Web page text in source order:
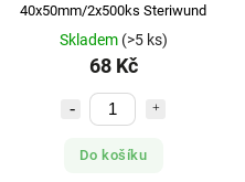
40x50mm/2x500ks Steriwund
Skladem (>5 ks)
68 Kč
Do košíku